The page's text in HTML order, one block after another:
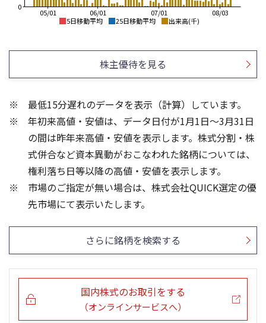
5日移動平均 25日移動平均 出来高(千)
08/03
07/01
06/01
05/01
0
25/12
25/10
25/08
25/06
25/04
550
700
24/01
23/01
22/01
21/01
500
550
650
700
株主優待を見る
最低15分遅れのデータを表示（計算）しています。
年初来高値・安値は、データ日付が1月1日～3月31日
の間は昨年来高値・安値を表示します。株式分割・株
式併合など資本異動がおこなわれた銘柄については、
権利落ち日等以降の高値・安値を表示します。
市場のご指定が無い場合は、株式会社QUICK選定の優
先市場にて表示いたします。
さらに銘柄を検索する
国内株式のお取引をする
（オンラインサービスへ）